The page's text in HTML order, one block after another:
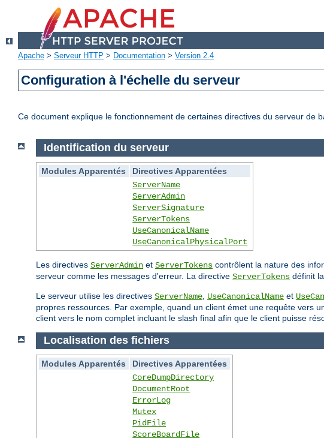
Apache > Serveur HTTP > Documentation > Version 2.4
Configuration à l'échelle du serveur
Ce document explique le fonctionnement de certaines directives du serveur de
Identification du serveur
Modules Apparentés
Directives Apparentées
ServerName
ServerAdmin
ServerSignature
ServerTokens
UseCanonicalName
UseCanonicalPhysicalPort
Les directives ServerAdmin et ServerTokens contrôlent la nature des
serveur comme les messages d'erreur. La directive ServerTokens définit
Le serveur utilise les directives ServerName UseCanonicalName et
propres ressources. Par exemple, quand un client émet une requête vers
client vers le nom complet incluant le slash final afin que le client puisse
Localisation des fichiers
Modules Apparentés
Directives Apparentées
CoreDumpDirectory
DocumentRoot
ErrorLog
Mutex
PidFile
ScoreBoardFile